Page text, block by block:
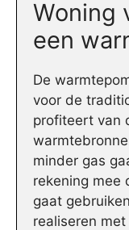
Woning
een
De
voor de
profiteert van
minder gas
rekening mee
gaat
realiseren